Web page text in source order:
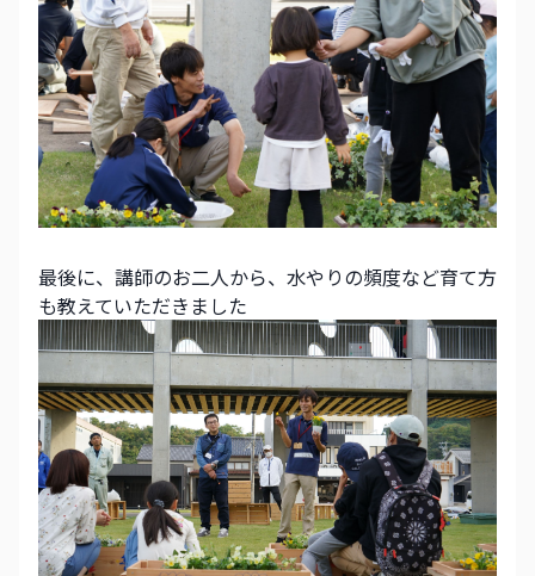
最後に、講師のお二人から、水やりの頻度など育て方
も教えていただきました